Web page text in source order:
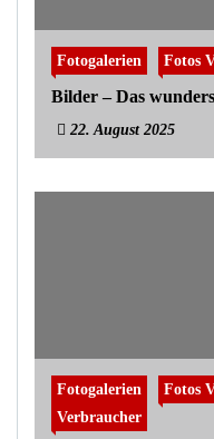
Fotogalerien Fotos
Bilder – Das
22. August 2025
Fotogalerien Fotos
Verbraucher